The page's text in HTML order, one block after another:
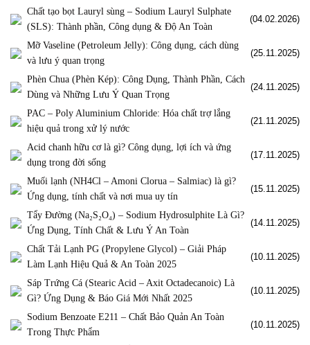
Chất tạo bọt Lauryl sùng – Sodium Lauryl Sulphate
(SLS): Thành phần, Công dụng & Độ An Toàn
(04.02.2026)
Mỡ Vaseline (Petroleum Jelly): Công dụng, cách dùng
và lưu ý quan trọng
(25.11.2025)
Phèn Chua (Phèn Kép): Công Dụng, Thành Phần, Cách
Dùng và Những Lưu Ý Quan Trọng
(24.11.2025)
PAC – Poly Aluminium Chloride: Hóa chất trợ lắng
hiệu quả trong xử lý nước
(21.11.2025)
Acid chanh hữu cơ là gì? Công dụng, lợi ích và ứng
dụng trong đời sống
(17.11.2025)
Muối lạnh (NH4Cl – Amoni Clorua – Salmiac) là gì?
Ứng dụng, tính chất và nơi mua uy tín
(15.11.2025)
Tẩy Đường (Na₂S₂O₄) – Sodium Hydrosulphite Là Gì?
Ứng Dụng, Tính Chất & Lưu Ý An Toàn
(14.11.2025)
Chất Tải Lạnh PG (Propylene Glycol) – Giải Pháp
Làm Lạnh Hiệu Quả & An Toàn 2025
(10.11.2025)
Sáp Trứng Cá (Stearic Acid – Axit Octadecanoic) Là
Gì? Ứng Dụng & Báo Giá Mới Nhất 2025
(10.11.2025)
Sodium Benzoate E211 – Chất Bảo Quản An Toàn
Trong Thực Phẩm
(10.11.2025)